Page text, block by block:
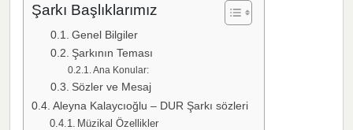
Şarkı Başlıklarımız
Genel Bilgiler
Şarkının Teması
Ana Konular:
Sözler ve Mesaj
Aleyna Kalaycıoğlu – DUR Şarkı sözleri
Müzikal Özellikler